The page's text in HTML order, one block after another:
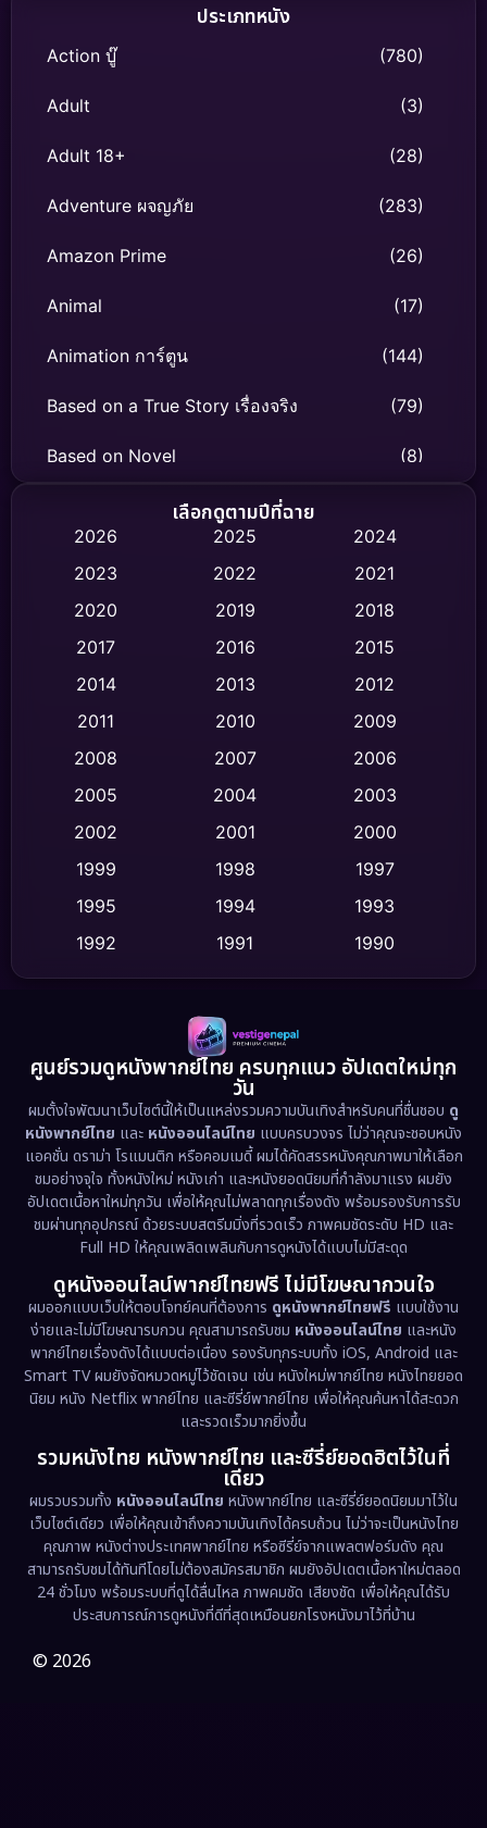
ประเภทหนัง
Action บู๊ (780)
Adult (3)
Adult 18+ (28)
Adventure ผจญภัย (283)
Amazon Prime (26)
Animal (17)
Animation การ์ตูน (144)
Based on a True Story เรื่องจริง (79)
Based on Novel (8)
Biography ชีวิตจริง
Classic หนังคลาสสิก (47)
Comedy ตลก (454)
Crime อาชญากรรม (532)
Cult Film
Dance เต้น (10)
Detective สืบสวน (62)
Disaster (13)
Disney+ (5)
Documentary สารคดี (94)
Drama ดราม่า (1,513)
Dystopian (17)
Emotional (61)
Epic มหากาพย์ (227)
Erotic (36)
Family ครอบครัว (375)
Fantasy จินตนาการ (338)
Fiction (9)
Film (57)
Gothic
เลือกดูตามปีที่ฉาย
2026 2025
2024
2023
2022
2021
2020
2019
2018
2017
2016
2015
2014
2013
2012
2011
2010
2009
2008
2007
2006
2005
2004
2003
2002
2001
2000
1999
1998
1997
1995
1994
1993
1992
1991
1990
1989
1988
1986
1983
1978
1974
1962
ศูนย์รวมดูหนังพากย์ไทย ครบทุกแนว อัปเดตใหม่ทุก
วัน
ผมตั้งใจพัฒนาเว็บไซต์นี้ให้เป็นแหล่งรวมความบันเทิงสำหรับคนที่ชื่นชอบ ดู
หนังพากย์ไทย และ หนังออนไลน์ไทย แบบครบวงจร ไม่ว่าคุณจะชอบหนัง
แอคชั่น ดราม่า โรแมนติก หรือคอมเมดี้ ผมได้คัดสรรหนังคุณภาพมาให้เลือก
ชมอย่างจุใจ ทั้งหนังใหม่ หนังเก่า และหนังยอดนิยมที่กำลังมาแรง ผมยัง
อัปเดตเนื้อหาใหม่ทุกวัน เพื่อให้คุณไม่พลาดทุกเรื่องดัง พร้อมรองรับการรับ
ชมผ่านทุกอุปกรณ์ ด้วยระบบสตรีมมิ่งที่รวดเร็ว ภาพคมชัดระดับ HD และ
Full HD ให้คุณเพลิดเพลินกับการดูหนังได้แบบไม่มีสะดุด
ดูหนังออนไลน์พากย์ไทยฟรี ไม่มีโฆษณากวนใจ
ผมออกแบบเว็บให้ตอบโจทย์คนที่ต้องการ ดูหนังพากย์ไทยฟรี แบบใช้งาน
ง่ายและไม่มีโฆษณารบกวน คุณสามารถรับชม หนังออนไลน์ไทย และหนัง
พากย์ไทยเรื่องดังได้แบบต่อเนื่อง รองรับทุกระบบทั้ง iOS, Android และ
Smart TV ผมยังจัดหมวดหมู่ไว้ชัดเจน เช่น หนังใหม่พากย์ไทย หนังไทยยอด
นิยม หนัง Netflix พากย์ไทย และซีรี่ย์พากย์ไทย เพื่อให้คุณค้นหาได้สะดวก
และรวดเร็วมากยิ่งขึ้น
รวมหนังไทย หนังพากย์ไทย และซีรี่ย์ยอดฮิตไว้ในที่
เดียว
ผมรวบรวมทั้ง หนังออนไลน์ไทย หนังพากย์ไทย และซีรี่ย์ยอดนิยมมาไว้ใน
เว็บไซต์เดียว เพื่อให้คุณเข้าถึงความบันเทิงได้ครบถ้วน ไม่ว่าจะเป็นหนังไทย
คุณภาพ หนังต่างประเทศพากย์ไทย หรือซีรี่ย์จากแพลตฟอร์มดัง คุณ
สามารถรับชมได้ทันทีโดยไม่ต้องสมัครสมาชิก ผมยังอัปเดตเนื้อหาใหม่ตลอด
24 ชั่วโมง พร้อมระบบที่ดูได้ลื่นไหล ภาพคมชัด เสียงชัด เพื่อให้คุณได้รับ
ประสบการณ์การดูหนังที่ดีที่สุดเหมือนยกโรงหนังมาไว้ที่บ้าน
© 2026